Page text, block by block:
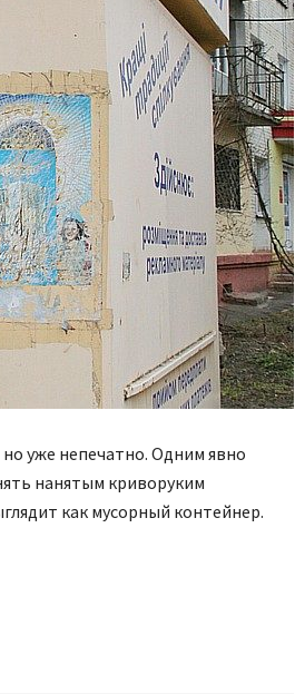
уже непечатно. Одним явно
нанятым криворуким
как мусорный контейнер.